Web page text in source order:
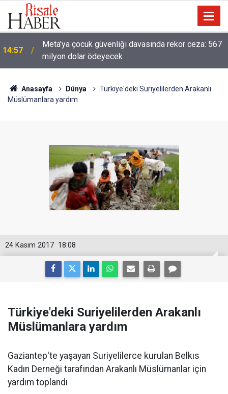
13:40 Çile çekilen yol!
Anasayfa Dünya
Türkiye'deki Suriyelilerden Arakanlı
Müslümanlara yardım
18:08
24 Kasım 2017
Türkiye'deki Suriyelilerden Arakanlı
Müslümanlara yardım
Gaziantep'te yaşayan Suriyelilerce kurulan Belkıs
Kadın Derneği tarafından Arakanlı Müslümanlar için
yardım toplandı